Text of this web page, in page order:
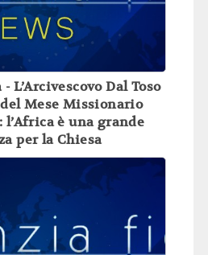
L’Arcivescovo Dal Toso
Mese Missionario
è una grande
per la Chiesa